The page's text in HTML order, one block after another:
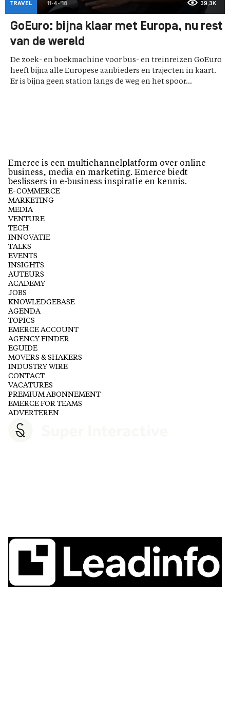
TRAVEL 11-4-'18 39,3K
GoEuro: bijna klaar met Europa, nu rest
van de wereld
De zoek- en boekmachine voor bus- en treinreizen GoEuro
heeft bijna alle Europese aanbieders en trajecten in kaart.
Er is bijna geen station langs de weg en het spoor...
Emerce is een multichannelplatform over online
business, media en marketing. Emerce biedt
beslissers in e-business inspiratie en kennis.
E-COMMERCE
MARKETING
MEDIA
VENTURE
TECH
INNOVATIE
TALKS
EVENTS
INSIGHTS
AUTEURS
ACADEMY
JOBS
KNOWLEDGEBASE
AGENDA
TOPICS
EMERCE ACCOUNT
AGENCY FINDER
EGUIDE
MOVERS & SHAKERS
INDUSTRY WIRE
CONTACT
VACATURES
PREMIUM ABONNEMENT
EMERCE FOR TEAMS
ADVERTEREN